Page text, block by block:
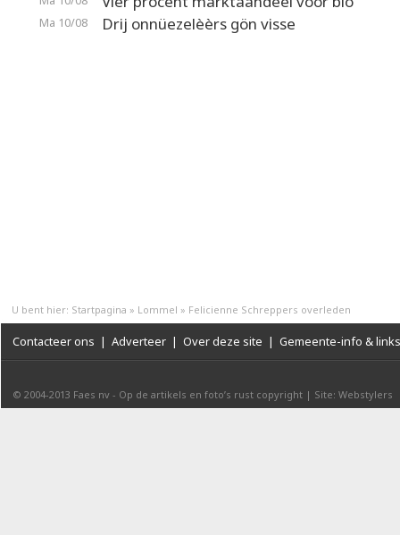
Ma 10/08 Drij onnüezelèèrs gön visse
U bent hier: Startpagina » Lommel » Felicienne Schreppers overleden
Contacteer ons | Adverteer | Over deze site | Gemeente-info & links
© 2004-2013 Faes nv - Op de artikels en foto’s rust copyright | Site: Webstylers